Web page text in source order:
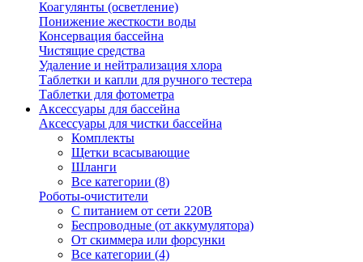
Коагулянты (осветление)
Понижение жесткости воды
Консервация бассейна
Чистящие средства
Удаление и нейтрализация хлора
Таблетки и капли для ручного тестера
Таблетки для фотометра
Аксессуары для бассейна
Аксессуары для чистки бассейна
Комплекты
Щетки всасывающие
Шланги
Все категории (8)
Роботы-очистители
С питанием от сети 220В
Беспроводные (от аккумулятора)
От скиммера или форсунки
Все категории (4)